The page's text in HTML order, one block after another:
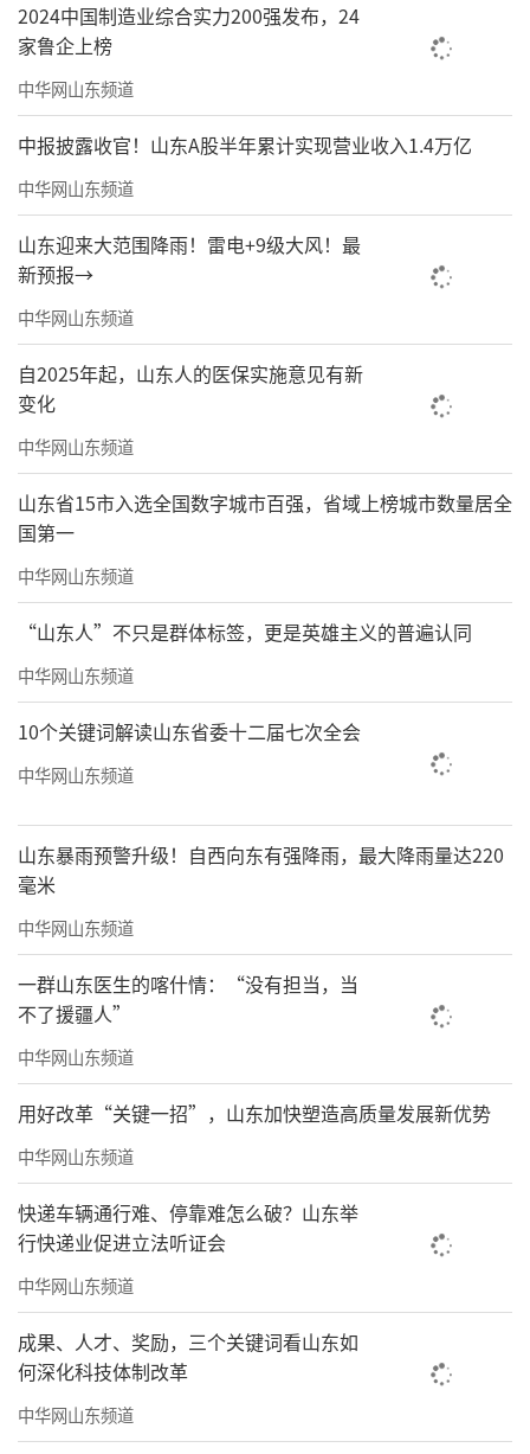
2024中国制造业综合实力200强发布，24
家鲁企上榜
中华网山东频道
中报披露收官！山东A股半年累计实现营业收入1.4万亿
中华网山东频道
山东迎来大范围降雨！雷电+9级大风！最
新预报→
中华网山东频道
自2025年起，山东人的医保实施意见有新
变化
中华网山东频道
山东省15市入选全国数字城市百强，省域上榜城市数量居全
国第一
中华网山东频道
“山东人”不只是群体标签，更是英雄主义的普遍认同
中华网山东频道
10个关键词解读山东省委十二届七次全会
中华网山东频道
山东暴雨预警升级！自西向东有强降雨，最大降雨量达220
毫米
中华网山东频道
一群山东医生的喀什情：“没有担当，当
不了援疆人”
中华网山东频道
用好改革“关键一招”，山东加快塑造高质量发展新优势
中华网山东频道
快递车辆通行难、停靠难怎么破？山东举
行快递业促进立法听证会
中华网山东频道
成果、人才、奖励，三个关键词看山东如
何深化科技体制改革
中华网山东频道